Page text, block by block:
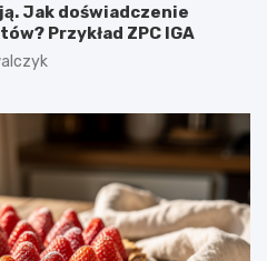
Jak doświadczenie
Przykład ZPC IGA